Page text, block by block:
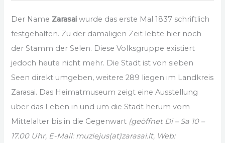
Der Name Zarasai wurde das erste Mal 1837 schriftlich
festgehalten. Zu der damaligen Zeit lebte hier noch
der Stamm der Selen. Diese Volksgruppe existiert
jedoch heute nicht mehr. Die Stadt ist von sieben
Seen direkt umgeben, weitere 289 liegen im Landkreis
Zarasai. Das Heimatmuseum zeigt eine Ausstellung
über das Leben in und um die Stadt herum vom
Mittelalter bis in die Gegenwart (geöffnet Di – Sa 10 –
17.00 Uhr, E-Mail: muziejus(at)zarasai.lt, Web: